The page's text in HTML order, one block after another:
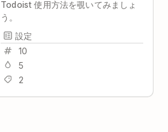
Todoist 使用方法を覗いてみましょ
う。
設定
10
5
2